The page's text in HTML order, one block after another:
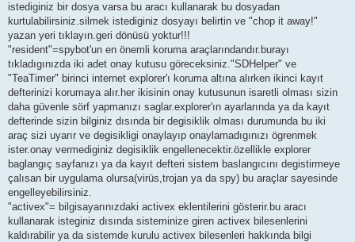
istediginiz bir dosya varsa bu aracı kullanarak bu dosyadan
kurtulabilirsiniz.silmek istediginiz dosyayı belirtin ve "chop it away!"
yazan yeri tıklayın.geri dönüsü yoktur!!!
"resident"=spybot'un en önemli koruma araçlarındandır.burayı
tıkladıgınızda iki adet onay kutusu göreceksiniz."SDHelper" ve
"TeaTimer" birinci internet explorer'ı koruma altına alırken ikinci kayıt
defterinizi korumaya alır.her ikisinin onay kutusunun isaretli olması sizin
daha güvenle sörf yapmanızı saglar.explorer'ın ayarlarında ya da kayıt
defterinde sizin bilginiz dısında bir degisiklik olması durumunda bu iki
araç sizi uyarır ve degisikligi onaylayıp onaylamadıgınızı ögrenmek
ister.onay vermediginiz degisiklik engellenecektir.özellikle explorer
baglangıç sayfanızı ya da kayıt defteri sistem baslangıcını degistirmeye
çalısan bir uygulama olursa(virüs,trojan ya da spy) bu araçlar sayesinde
engelleyebilirsiniz.
"activex"= bilgisayarınızdaki activex eklentilerini gösterir.bu aracı
kullanarak isteginiz dısında sisteminize giren activex bilesenlerini
kaldırabilir ya da sistemde kurulu activex bilesenleri hakkında bilgi